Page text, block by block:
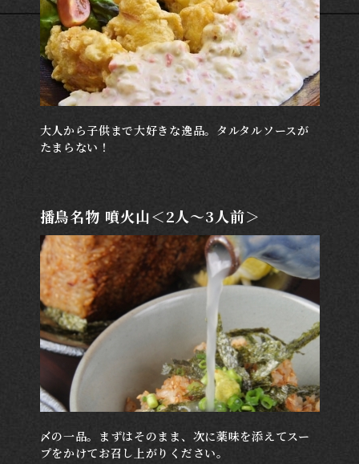
大人から子供まで大好きな逸品。タルタルソースが
たまらない！
播鳥名物 噴火山＜2人～3人前＞
〆の一品。まずはそのまま、次に薬味を添えてスー
プをかけてお召し上がりください。